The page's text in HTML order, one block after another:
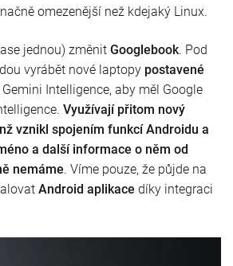
omezenější než kdejaký Linux.
jednou) změnit Googlebook. Pod
vyrábět nové laptopy postavené
Intelligence, aby měl Google
Využívají přitom nový
vznikl spojením funkcí Androidu a
a další informace o něm od
nemáme. Víme pouze, že půjde na
Android aplikace díky integraci